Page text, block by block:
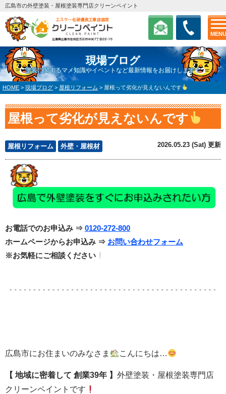
MENU
広島市の外壁塗装・屋根塗装専門店クリーンペイント
現場ブログ
塗装に関するマメ知識やイベントなど最新情報をお届けします！
HOME > 現場ブログ > 屋根リフォーム > 屋根って劣化が見えないんです
屋根って劣化が見えないんです
屋根リフォーム 外壁・屋根材 2026.05.23 (Sat) 更新
お電話でのお申込み ⇒ 0120-272-800
ホームページからお申込み ⇒ お問い合わせフォーム
※お気軽にご相談ください
広島市にお住まいのみなさま こんにちは…
【 地域に密着して 創業39年 】 外壁塗装・屋根塗装専門店
クリーンペイントです